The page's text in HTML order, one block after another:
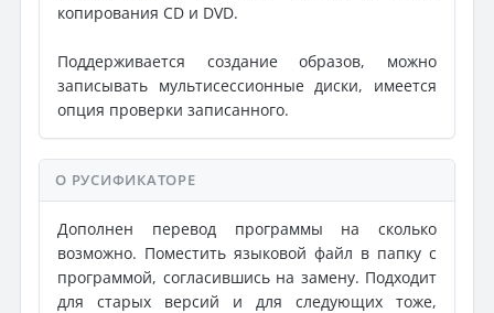
копирования CD и DVD.
Поддерживается создание образов, можно
записывать мультисессионные диски, имеетcя
опция проверки записанного.
О РУСИФИКАТОРЕ
Дополнен перевод программы на сколько
возможно. Поместить языковой файл в папку с
программой, согласившись на замену. Подходит
для старых версий и для следующих тоже,